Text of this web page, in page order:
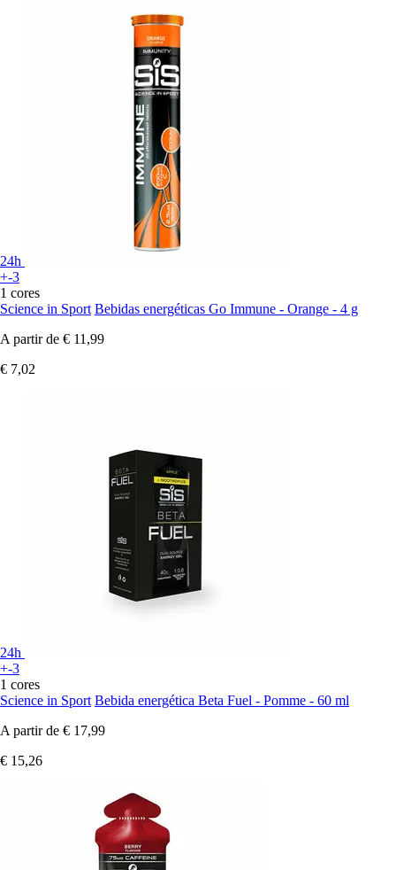
24h
+-3
1 cores
Science in Sport Bebidas energéticas Go Immune - Orange - 4 g
A partir de € 11,99
€ 7,02
24h
+-3
1 cores
Science in Sport Bebida energética Beta Fuel - Pomme - 60 ml
A partir de € 17,99
€ 15,26